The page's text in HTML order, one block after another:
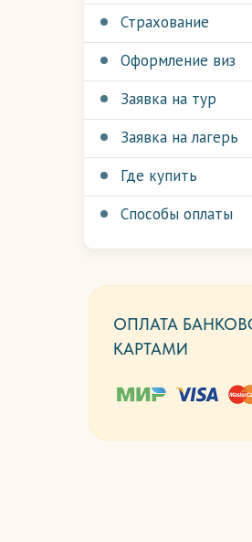
Страхование
Оформление виз
Заявка на тур
Заявка на лагерь
Где купить
Способы оплаты
ОПЛАТА
КАРТАМИ